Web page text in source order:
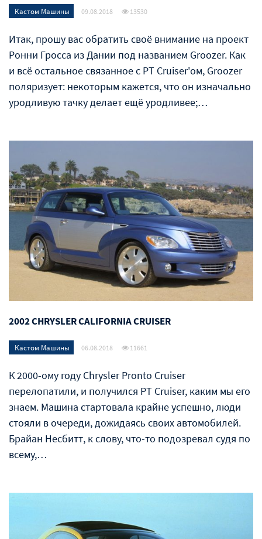
Кастом Машины 09.08.2018 13530
Итак, прошу вас обратить своё внимание на проект
Ронни Гросса из Дании под названием Groozer. Как
и всё остальное связанное с PT Cruiser'ом, Groozer
поляризует: некоторым кажется, что он изначально
уродливую тачку делает ещё уродливее;…
2002 CHRYSLER CALIFORNIA CRUISER
Кастом Машины 06.08.2018 11661
К 2000-ому году Chrysler Pronto Cruiser
перелопатили, и получился PT Cruiser, каким мы его
знаем. Машина стартовала крайне успешно, люди
стояли в очереди, дожидаясь своих автомобилей.
Брайан Несбитт, к слову, что-то подозревал судя по
всему,…